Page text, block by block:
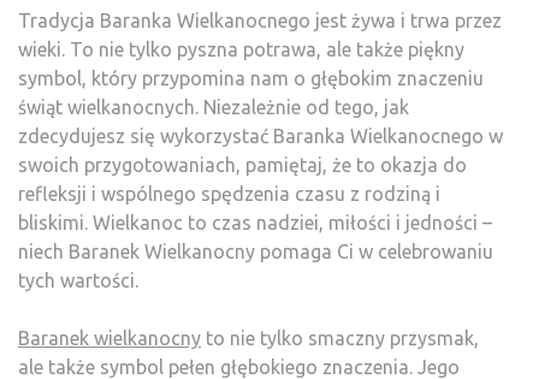
Tradycja Baranka Wielkanocnego jest żywa i trwa przez
wieki. To nie tylko pyszna potrawa, ale także piękny
symbol, który przypomina nam o głębokim znaczeniu
świąt wielkanocnych. Niezależnie od tego, jak
zdecydujesz się wykorzystać Baranka Wielkanocnego w
swoich przygotowaniach, pamiętaj, że to okazja do
refleksji i wspólnego spędzenia czasu z rodziną i
bliskimi. Wielkanoc to czas nadziei, miłości i jedności –
niech Baranek Wielkanocny pomaga Ci w celebrowaniu
tych wartości.
Baranek wielkanocny to nie tylko smaczny przysmak,
ale także symbol pełen głębokiego znaczenia. Jego